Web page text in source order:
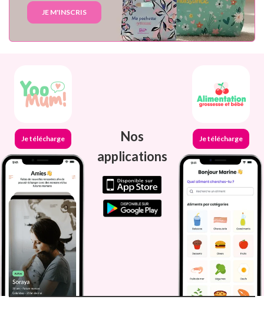
JE M'INSCRIS
Je télécharge
Nos
applications
Je télécharge